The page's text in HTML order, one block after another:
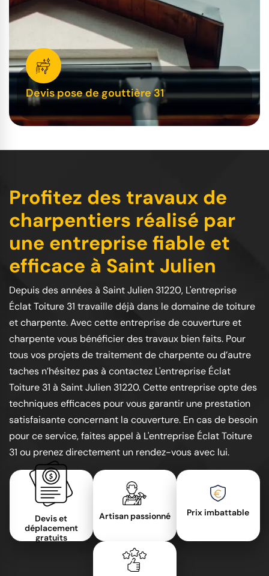
Devis pose de gouttière 31
Profitez des travaux de
charpentiers réalisé par
une entreprise fiable et
efficace à Saint Julien
Depuis des années à Saint Julien 31220, L'entreprise
Éclat Toiture 31 travaille déjà dans le domaine de toiture
et charpente. Avec cette entreprise de couverture et
charpente vous bénéficier des travaux bien faits. Pour
tous vos projets de traitement de charpente ou d’autre
taches n’hésitez pas à contactez L'entreprise Éclat
Toiture 31 à Saint Julien 31220. Cette entreprise opte des
techniques efficaces pour vous garantir une prestation
satisfaisante concernant la couverture. En cas de besoin
pour ce service, faites appel à L'entreprise Éclat Toiture
31 ou prenez directement un rendez-vous avec lui.
Devis et
déplacement
gratuits
Artisan passionné Prix imbattable